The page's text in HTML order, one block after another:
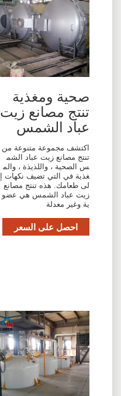
صحية ومغذية
تنتج مصانع زيت
عباد الشمس
اكتشف مجموعة متنوعة من
تنتج مصانع زيت عباد الشم
س الصحية ، واللذيذة ، والم
غذية في التي تضيف نكهات إ
لى طعامك. هذه تنتج مصانع
زيت عباد الشمس هي عضو
ية وغير معدلة
احصل على السعر